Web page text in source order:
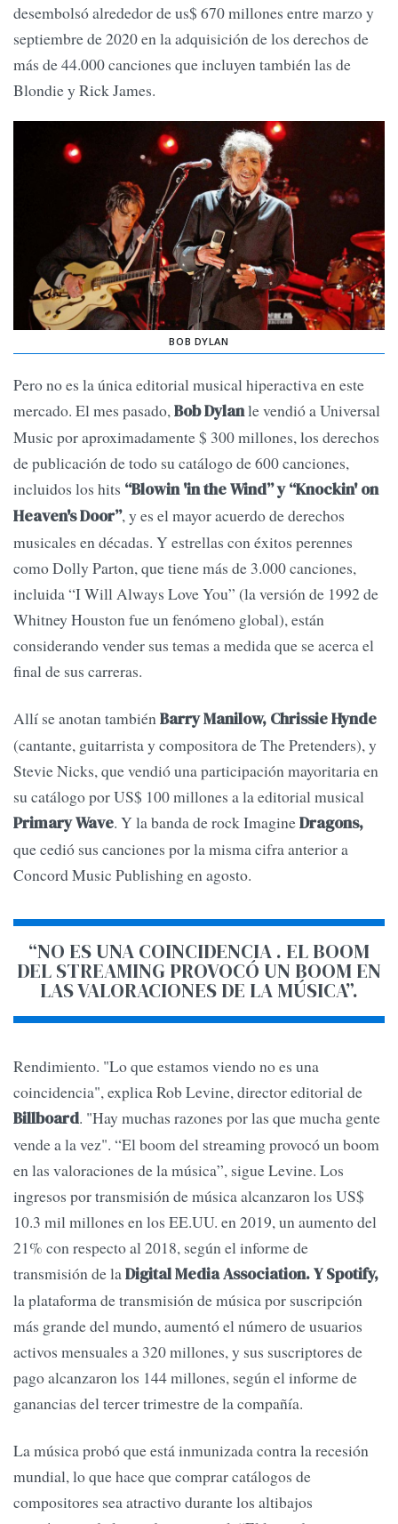
desembolsó alrededor de us$ 670 millones entre marzo y
septiembre de 2020 en la adquisición de los derechos de
más de 44.000 canciones que incluyen también las de
Blondie y Rick James.
BOB DYLAN
Pero no es la única editorial musical hiperactiva en este
mercado. El mes pasado,Bob Dylanle vendió a Universal
Music por aproximadamente $ 300 millones, los derechos
de publicación de todo su catálogo de 600 canciones,
incluidos los hits “Blowin 'in the Wind” y “Knockin' on
Heaven's Door”, y es el mayor acuerdo de derechos
musicales en décadas. Y estrellas con éxitos perennes
como Dolly Parton, que tiene más de 3.000 canciones,
incluida “I Will Always Love You” (la versión de 1992 de
Whitney Houston fue un fenómeno global), están
considerando vender sus temas a medida que se acerca el
final de sus carreras.
Allí se anotan tambiénBarry Manilow, Chrissie Hynde
(cantante, guitarrista y compositora de The Pretenders), y
Stevie Nicks, que vendió una participación mayoritaria en
su catálogo por US$ 100 millones a la editorial musical
Primary Wave. Y la banda de rock ImagineDragons,
que cedió sus canciones por la misma cifra anterior a
Concord Music Publishing en agosto.
“NO ES UNA COINCIDENCIA . EL BOOM
DEL STREAMING PROVOCÓ UN BOOM EN
LAS VALORACIONES DE LA MÚSICA”.
Rendimiento. "Lo que estamos viendo no es una
coincidencia", explica Rob Levine, director editorial de
Billboard. "Hay muchas razones por las que mucha gente
vende a la vez". “El boom del streaming provocó un boom
en las valoraciones de la música”, sigue Levine. Los
ingresos por transmisión de música alcanzaron los US$
10.3 mil millones en los EE.UU. en 2019, un aumento del
21% con respecto al 2018, según el informe de
transmisión de laDigital Media Association. Y Spotify,
la plataforma de transmisión de música por suscripción
más grande del mundo, aumentó el número de usuarios
activos mensuales a 320 millones, y sus suscriptores de
pago alcanzaron los 144 millones, según el informe de
ganancias del tercer trimestre de la compañía.
La música probó que está inmunizada contra la recesión
mundial, lo que hace que comprar catálogos de
compositores sea atractivo durante los altibajos